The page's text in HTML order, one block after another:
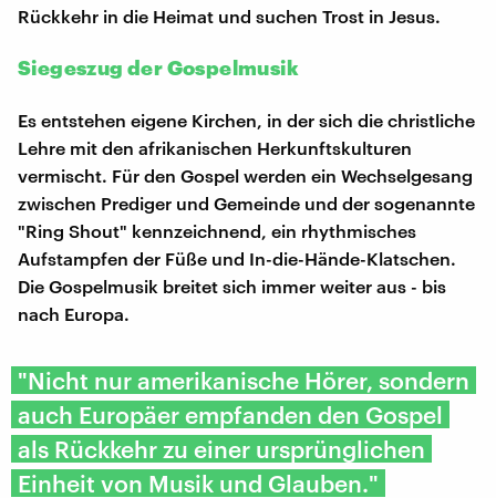
Rückkehr in die Heimat und suchen Trost in Jesus.
Siegeszug der Gospelmusik
Es entstehen eigene Kirchen, in der sich die christliche
Lehre mit den afrikanischen Herkunftskulturen
vermischt. Für den Gospel werden ein Wechselgesang
zwischen Prediger und Gemeinde und der sogenannte
"Ring Shout" kennzeichnend, ein rhythmisches
Aufstampfen der Füße und In-die-Hände-Klatschen.
Die Gospelmusik breitet sich immer weiter aus - bis
nach Europa.
"Nicht nur amerikanische Hörer, sondern
auch Europäer empfanden den Gospel
als Rückkehr zu einer ursprünglichen
Einheit von Musik und Glauben."